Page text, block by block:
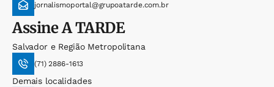
jornalismoportal@grupoatarde.com.br
AssineA TARDE
Salvador e Região Metropolitana
(71) 2886-1613
Demais localidades